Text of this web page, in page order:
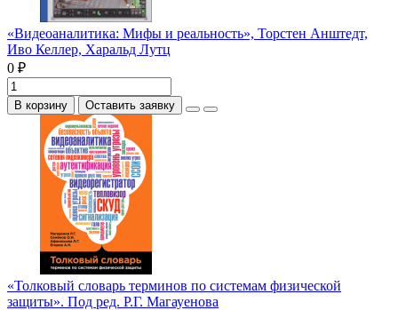
«Видеоаналитика: Мифы и реальность», Торстен Анштедт,
Иво Келлер, Харальд Лутц
0 ₽
В корзину Оставить заявку
«Толковый словарь терминов по системам физической
защиты». Под ред. Р.Г. Магауенова